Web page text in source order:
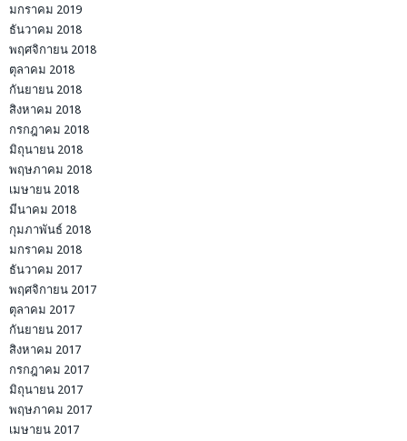
มกราคม 2019
ธันวาคม 2018
พฤศจิกายน 2018
ตุลาคม 2018
กันยายน 2018
สิงหาคม 2018
กรกฎาคม 2018
มิถุนายน 2018
พฤษภาคม 2018
เมษายน 2018
มีนาคม 2018
กุมภาพันธ์ 2018
มกราคม 2018
ธันวาคม 2017
พฤศจิกายน 2017
ตุลาคม 2017
กันยายน 2017
สิงหาคม 2017
กรกฎาคม 2017
มิถุนายน 2017
พฤษภาคม 2017
เมษายน 2017